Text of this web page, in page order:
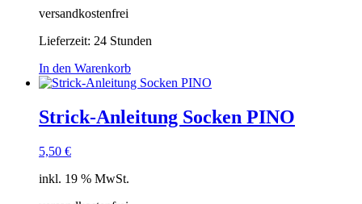
versandkostenfrei
Lieferzeit: 24 Stunden
In den Warenkorb
Strick-Anleitung Socken PINO
5,50 €
inkl. 19 % MwSt.